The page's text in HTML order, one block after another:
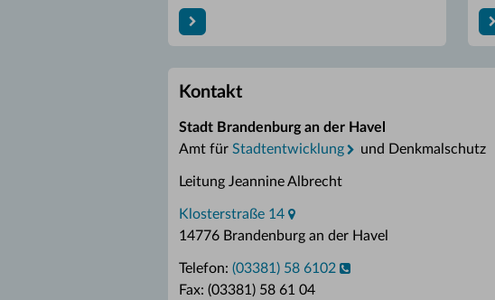
Kontakt
Stadt Brandenburg an der Havel
Amt für Stadtentwicklung und Denkmalschutz
Leitung Jeannine Albrecht
Klosterstraße 14
14776 Brandenburg an der Havel
Telefon: (03381) 58 6102
Fax: (03381) 58 61 04